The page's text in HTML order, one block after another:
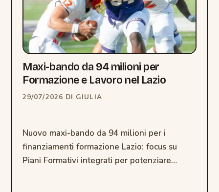
Maxi-bando da 94 milioni per
Formazione e Lavoro nel Lazio
29/07/2026 DI GIULIA
Nuovo maxi-bando da 94 milioni per i
finanziamenti formazione Lazio: focus su
Piani Formativi integrati per potenziare